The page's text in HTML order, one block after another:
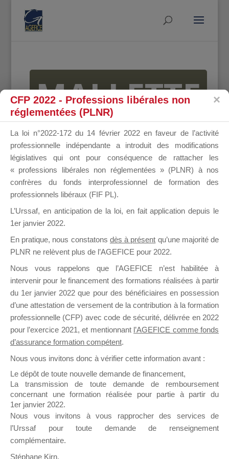
MALLETTE
DU
DIRIGEANT
il y a un mois
Ce groupe est destiné aux Organismes de
Formation qui souhaitent répondre à l’Appel à
Propositions Mallette du Dirigeant.
Ce groupe propose un forum dédié au support
sur lequel il est possible de laisser un message
ou poser une question.
NB : Il est nécessaire d’être
pouvoir rejoindre ce groupe
CFP 2022 - Professions libérales non
réglementées (PLNR)
La loi n°2022-172 du 14 février 2022 en faveur de l’activité
professionnelle indépendante a introduit des modifications
législatives qui ont pour conséquence de rattacher les
« professions libérales non réglementées » (PLNR) à nos
confrères du fonds interprofessionnel de formation des
professionnels libéraux (FIF PL).
L’Urssaf, en anticipation de la loi, en fait application depuis le
1er janvier 2022.
En pratique, nous constatons dès à présent qu’une majorité de
PLNR ne relèvent plus de l’AGEFICE pour 2022.
Nous vous rappelons que l’AGEFICE n’est habilitée à
intervenir pour le financement des formations réalisées à partir
du 1er janvier 2022 que pour des bénéficiaires en possession
d’une attestation de versement de la contribution à la formation
professionnelle (CFP) avec code de sécurité, délivrée en 2022
pour l’exercice 2021, et mentionnant l’AGEFICE comme fonds
d’assurance formation compétent.
Nous vous invitons donc à vérifier cette information avant :
Le dépôt de toute nouvelle demande de financement,
La transmission de toute demande de remboursement
concernant une formation réalisée pour partie à partir du
1er janvier 2022.
Nous vous invitons à vous rapprocher des services de
l’Urssaf pour toute demande de renseignement
complémentaire.
Stéphane Kirn,